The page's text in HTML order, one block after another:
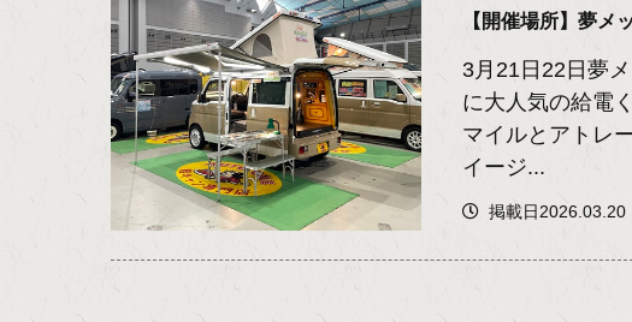
【開催場所】夢メ
3月21日22日夢
に大人気の給電
マイルとアトレ
イージ...
掲載日2026.03.20